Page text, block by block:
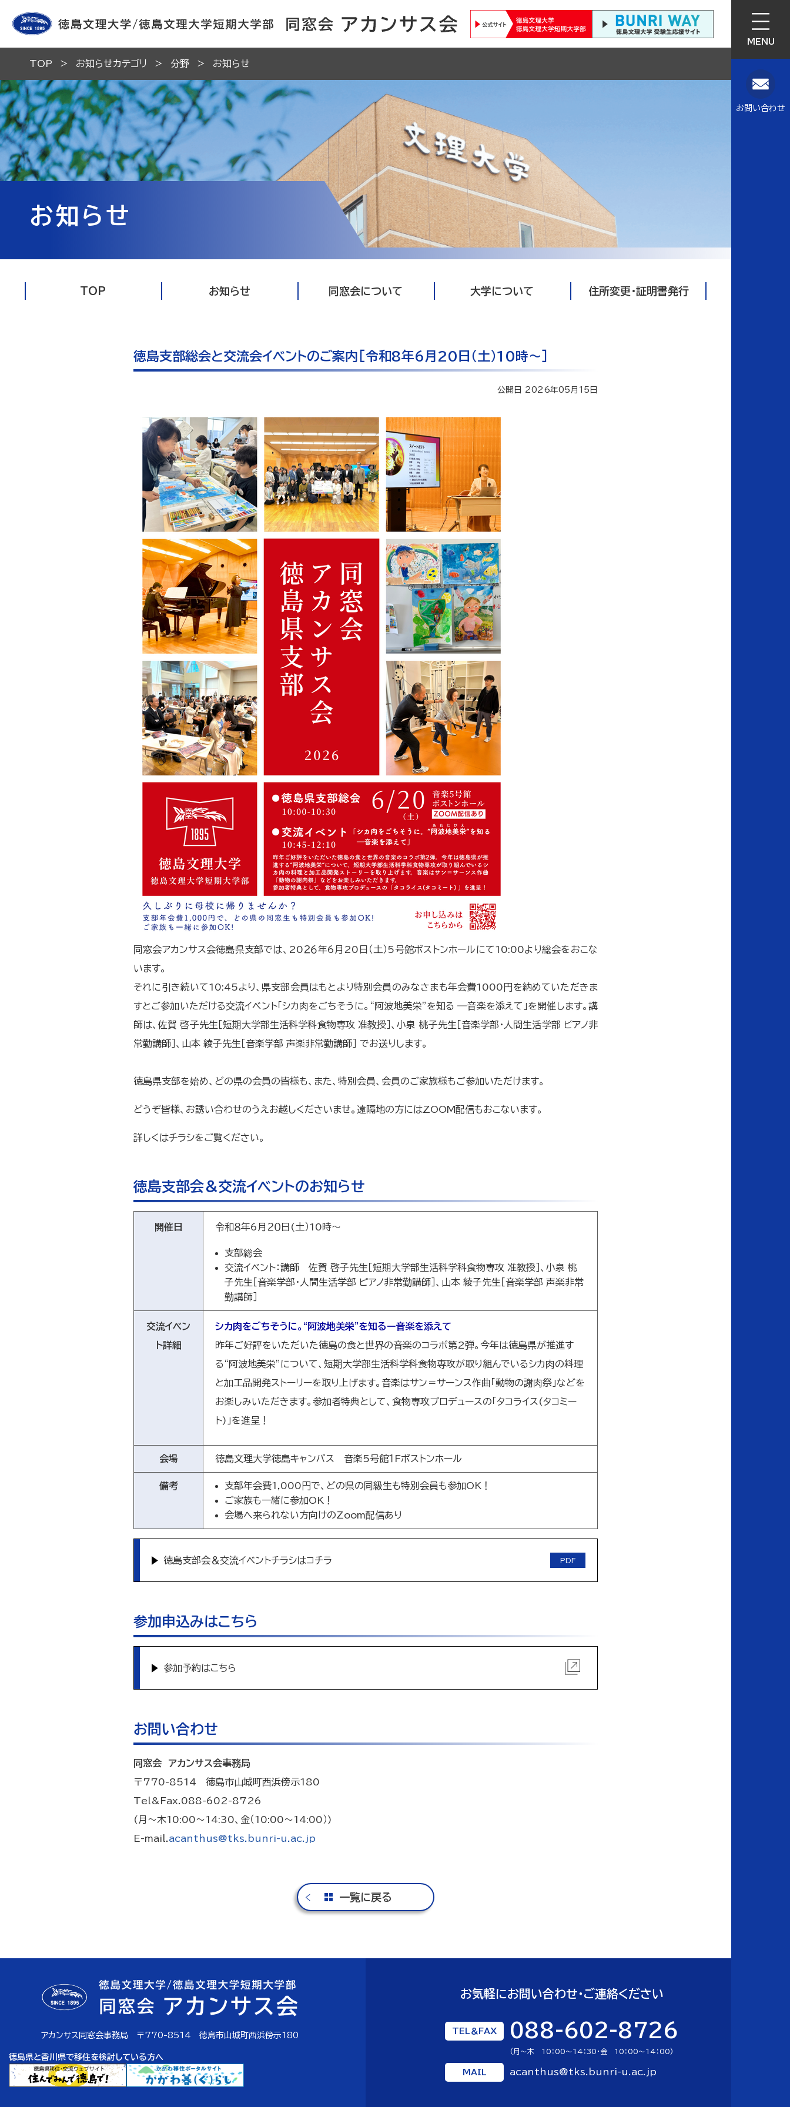
MENU
お問い合わせ
TOP お知らせカテゴリ 分野 お知らせ
お知らせ
TOP お知らせ 同窓会について 大学について 住所変更・証明書発行
徳島支部総会と交流会イベントのご案内[令和8年6月20日（土）10時～]
公開日 2026年05月15日
同窓会アカンサス会徳島県支部では、20２６年6月20日（土）5号館ボストンホールにて10:00より総会をおこな
います。
それに引き続いて10:45より、県支部会員はもとより特別会員のみなさまも年会費1000円を納めていただきま
すとご参加いただける交流イベント「シカ肉をごちそうに。“阿波地美栄”を知る ―音楽を添えて」を開催します。講
師は、佐賀 啓子先生［短期大学部生活科学科食物専攻 准教授］、小泉 桃子先生［音楽学部・人間生活学部 ピアノ非
常勤講師］、山本 綾子先生［音楽学部 声楽非常勤講師］ でお送りします。
徳島県支部を始め、どの県の会員の皆様も、また、特別会員、会員のご家族様もご参加いただけます。
どうぞ皆様、お誘い合わせのうえお越しくださいませ。遠隔地の方にはZOOM配信もおこないます。
詳しくはチラシをご覧ください。
徳島支部会＆交流イベントのお知らせ
開催日 令和８年6月２０日(土）10時～
支部総会
交流イベント：講師 佐賀 啓子先生［短期大学部生活科学科食物専攻 准教授］、小泉 桃
子先生［音楽学部・人間生活学部 ピアノ非常勤講師］、山本 綾子先生［音楽学部 声楽非常
勤講師］
交流イベン
ト詳細
シカ肉をごちそうに。“阿波地美栄”を知るー音楽を添えて
昨年ご好評をいただいた徳島の食と世界の音楽のコラボ第2弾。今年は徳島県が推進す
る“阿波地美栄”について、短期大学部生活科学科食物専攻が取り組んでいるシカ肉の料理
と加工品開発ストーリーを取り上げます。音楽はサン＝サーンス作曲「動物の謝肉祭」などを
お楽しみいただきます。参加者特典として、食物専攻プロデュースの「タコライス(タコミー
ト)」を進呈！
会場 徳島文理大学徳島キャンパス 音楽5号館１Fボストンホール
備考
支部年会費1,000円で、どの県の同級生も特別会員も参加OK！
ご家族も一緒に参加OK！
会場へ来られない方向けのZoom配信あり
徳島支部会＆交流イベントチラシはコチラ
参加申込みはこちら
参加予約はこちら
お問い合わせ
同窓会 アカンサス会事務局
〒770-8514 徳島市山城町西浜傍示180
Tel&Fax.088-602-8726
(月～木10:00～14:30、金（10:00～14:00）)
E-mail.acanthus@tks.bunri-u.ac.jp
一覧に戻る
アカンサス同窓会事務局 〒770-8514 徳島市山城町西浜傍示180
徳島県と香川県で移住を検討している方へ
お気軽にお問い合わせ・ご連絡ください
TEL＆FAX 088-602-8726
(月～木 10：00～14：30・金 10：00～14：00)
MAIL acanthus@tks.bunri-u.ac.jp